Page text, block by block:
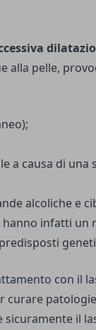
alla pelle,
a causa di una
alcoliche e
hanno infatti un
con il
curare
il